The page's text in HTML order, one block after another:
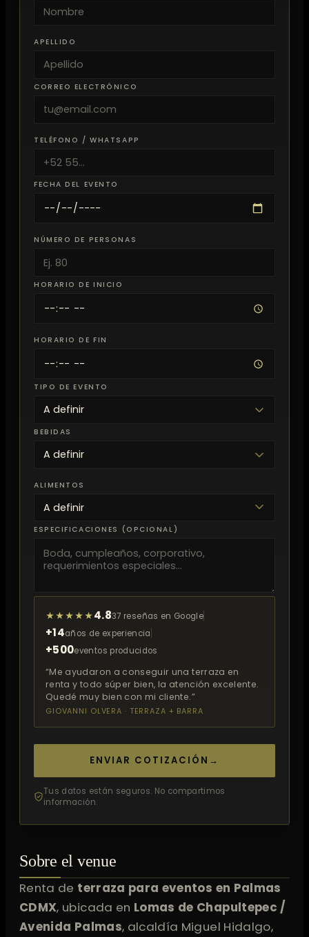
Sobre el venue
Renta de terraza para eventos en Palmas
CDMX, ubicada en Lomas de Chapultepec /
Avenida Palmas, alcaldía Miguel Hidalgo,
APELLIDO
CORREO ELECTRÓNICO
TELÉFONO / WHATSAPP
FECHA DEL EVENTO
NÚMERO DE PERSONAS
HORARIO DE INICIO
HORARIO DE FIN
TIPO DE EVENTO
BEBIDAS
ALIMENTOS
ESPECIFICACIONES (OPCIONAL)
★★★★★4.837 reseñas en Google
+14años de experiencia
+500eventos producidos
“Me ayudaron a conseguir una terraza en
renta y todo súper bien, la atención excelente.
Quedé muy bien con mi cliente.”
GIOVANNI OLVERA · TERRAZA + BARRA
ENVIAR COTIZACIÓN →
Tus datos están seguros. No compartimos
información.